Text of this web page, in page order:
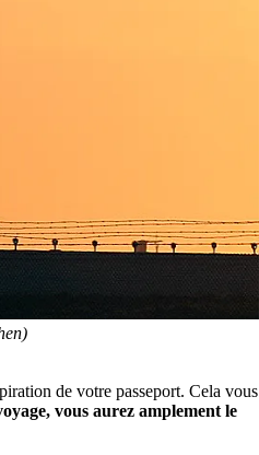
de votre passeport. Cela vous
vous aurez amplement le